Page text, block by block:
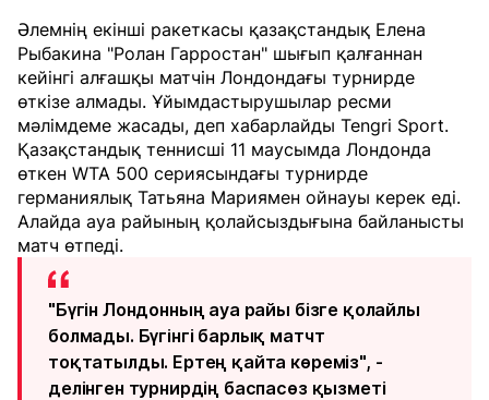
Әлемнің екінші ракеткасы қазақстандық Елена
Рыбакина "Ролан Гарростан" шығып қалғаннан
кейінгі алғашқы матчін Лондондағы турнирде
өткізе алмады. Ұйымдастырушылар ресми
мәлімдеме жасады, деп хабарлайды Tengri Sport.
Қазақстандық теннисші 11 маусымда Лондонда
өткен WTA 500 сериясындағы турнирде
германиялық Татьяна Мариямен ойнауы керек еді.
Алайда ауа райының қолайсыздығына байланысты
матч өтпеді.
"Бүгін Лондонның ауа райы бізге қолайлы
болмады. Бүгінгі барлық матчт
тоқтатылды. Ертең қайта көреміз", -
делінген турнирдің баспасөз қызметі